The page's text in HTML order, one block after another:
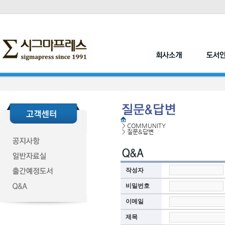
> COMMUNITY
> 질문&답변
작성자
비밀번호
이메일
제목